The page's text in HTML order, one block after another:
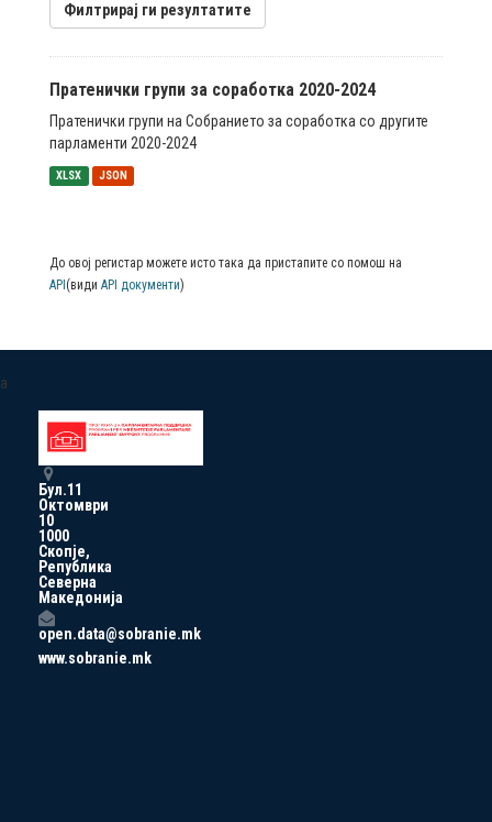
Филтрирај ги резултатите
Пратенички групи за соработка 2020-2024
Пратенички групи на Собранието за соработка со другите
парламенти 2020-2024
XLSX JSON
До овој регистар можете исто така да пристапите со помош на
API (види API документи)
a
Бул.11
Октомври
10
1000
Скопје,
Република
Северна
Македонија
open.data@sobranie.mk
www.sobranie.mk